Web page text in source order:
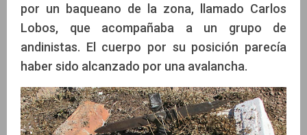
por un baqueano de la zona, llamado Carlos
Lobos, que acompañaba a un grupo de
andinistas. El cuerpo por su posición parecía
haber sido alcanzado por una avalancha.